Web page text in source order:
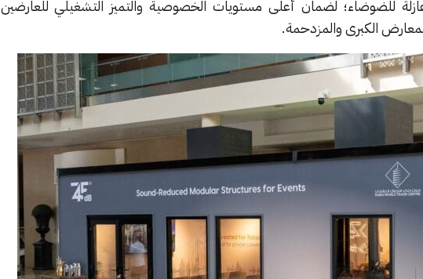
للضوضاء؛ لضمان أعلى مستويات الخصوصية والتميز التشغيلي للعارضين
الكبرى والمزدحمة.